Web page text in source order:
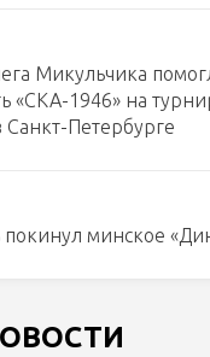
Микульчика
«СКА-1946» на
Петербурге
покинул минское